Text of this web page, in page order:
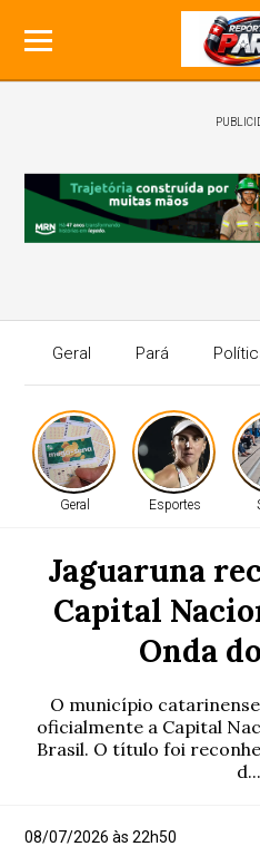
Geral Pará
Geral Esportes
Jaguaruna
Capital
Onda
O município
oficialmente a Capital
Brasil. O título foi
d...
08/07/2026 às 22h50